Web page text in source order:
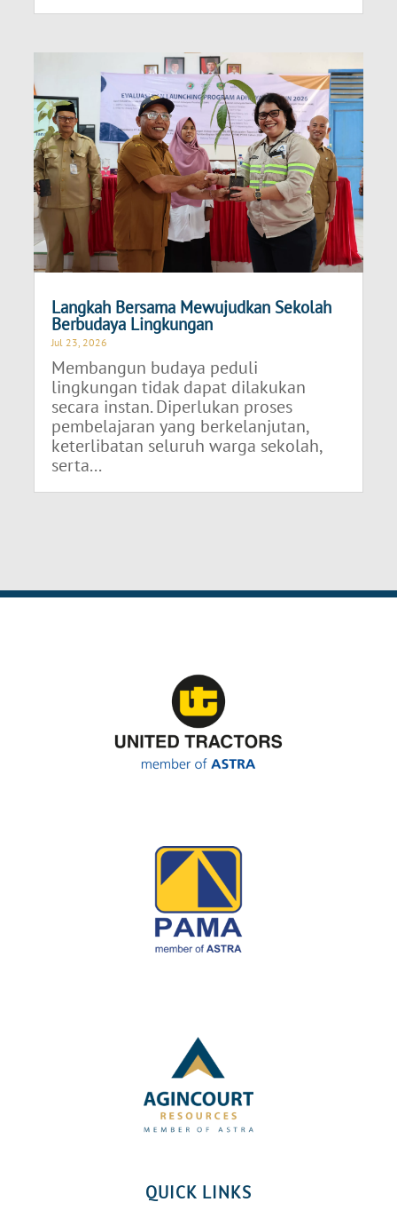
Langkah Bersama Mewujudkan Sekolah
Berbudaya Lingkungan
Jul 23, 2026
Membangun budaya peduli
lingkungan tidak dapat dilakukan
secara instan. Diperlukan proses
pembelajaran yang berkelanjutan,
keterlibatan seluruh warga sekolah,
serta...
QUICK LINKS